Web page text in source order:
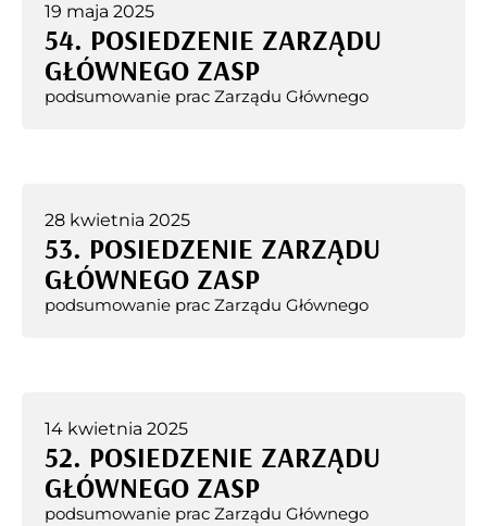
19 maja 2025
54. POSIEDZENIE ZARZĄDU
GŁÓWNEGO ZASP
podsumowanie prac Zarządu Głównego
28 kwietnia 2025
53. POSIEDZENIE ZARZĄDU
GŁÓWNEGO ZASP
podsumowanie prac Zarządu Głównego
14 kwietnia 2025
52. POSIEDZENIE ZARZĄDU
GŁÓWNEGO ZASP
podsumowanie prac Zarządu Głównego